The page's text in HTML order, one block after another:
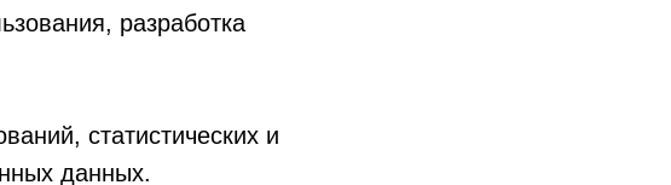
разработка
статистических и
данных.